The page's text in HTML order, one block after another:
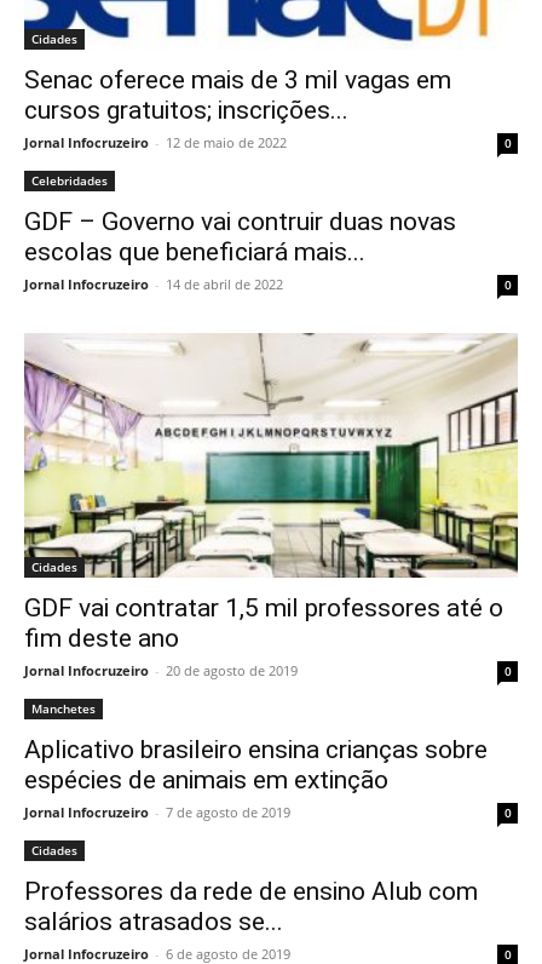
Cidades
Senac oferece mais de 3 mil vagas em
cursos gratuitos; inscrições...
Jornal Infocruzeiro - 12 de maio de 2022 0
Celebridades
GDF – Governo vai contruir duas novas
escolas que beneficiará mais...
Jornal Infocruzeiro - 14 de abril de 2022 0
Cidades
GDF vai contratar 1,5 mil professores até o
fim deste ano
Jornal Infocruzeiro - 20 de agosto de 2019 0
Manchetes
Aplicativo brasileiro ensina crianças sobre
espécies de animais em extinção
Jornal Infocruzeiro - 7 de agosto de 2019 0
Cidades
Professores da rede de ensino Alub com
salários atrasados se...
Jornal Infocruzeiro - 6 de agosto de 2019 0